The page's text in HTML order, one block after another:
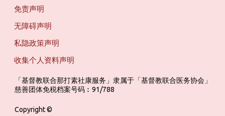
免责声明
无障碍声明
私隐政策声明
收集个人资料声明
「基督教联合那打素社康服务」隶属于「基督教联合医务协会」
慈善团体免税档案号码︰91/788
Copyright ©